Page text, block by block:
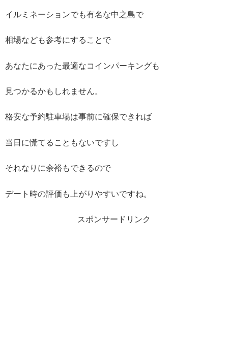
イルミネーションでも有名な中之島で
相場なども参考にすることで
あなたにあった最適なコインパーキングも
見つかるかもしれません。
格安な予約駐車場は事前に確保できれば
当日に慌てることもないですし
それなりに余裕もできるので
デート時の評価も上がりやすいですね。
スポンサードリンク